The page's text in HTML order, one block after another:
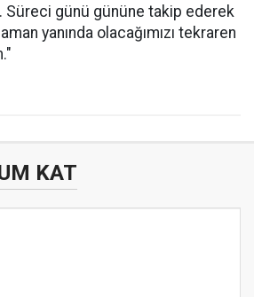
günü gününe takip ederek
yanında olacağımızı tekraren
KAT